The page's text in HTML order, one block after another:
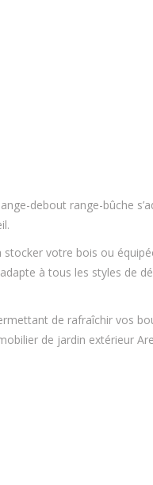
debout range-bûche
votre bois ou
à tous les styles de
de rafraîchir vos
de jardin extérieur